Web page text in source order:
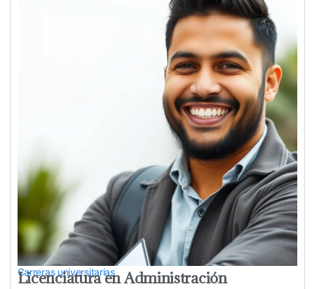
Carreras universitarias
Licenciatura en Administración